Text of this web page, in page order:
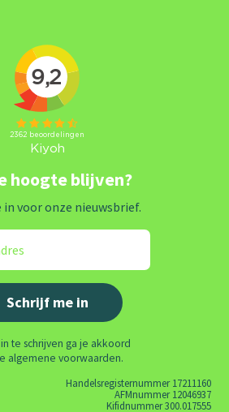
hoogte blijven?
in voor onze nieuwsbrief.
te schrijven ga je akkoord
algemene voorwaarden.
Handelsregisternummer 17211160
AFMnummer 12046937
Kifidnummer 300.017555